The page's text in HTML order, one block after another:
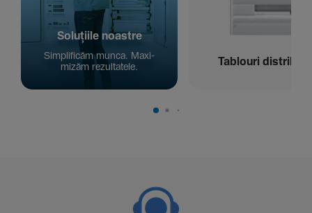
Solu­țiile noastre
Simpli­ficăm munca. Maxi­
mizăm rezul­ta­tele.
Tablouri